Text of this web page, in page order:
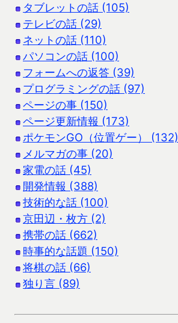
タブレットの話 (105)
テレビの話 (29)
ネットの話 (110)
パソコンの話 (100)
フォームへの返答 (39)
プログラミングの話 (97)
ページの事 (150)
ページ更新情報 (173)
ポケモンGO（位置ゲー） (132)
メルマガの事 (20)
家電の話 (45)
開発情報 (388)
技術的な話 (100)
京田辺・枚方 (2)
携帯の話 (662)
時事的な話題 (150)
将棋の話 (66)
独り言 (89)